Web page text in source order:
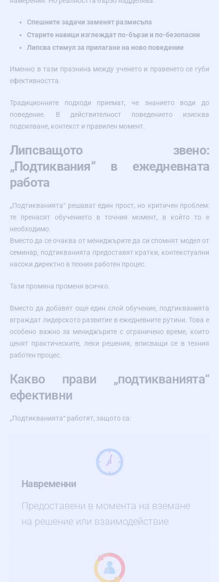
Спешните задачи заменят размисъла
Старите навици изглеждат по-бързи и по-безопасни
Липсва стимул за прилагане на ново поведение
Именно в тази празнина между ученето и правенето се губи
ефективността.
Традиционните подходи приемат, че знанието води до
поведение. В действителност поведението изисква
подсилване, контекст и правилен момент.
Липсващото звено:
„Подтиквания“ в ежедневната
работа
„Подтикванията“ решават един прост, но критичен проблем:
те пренасят обучението в точния момент, в който то е
необходимо.
Вместо да се очаква от мениджърите да си спомнят модел от
семинар, подтикванията предоставят кратки, контекстуални
насоки директно в техния работен процес.
Тази промяна променя всичко.
Вместо да добавят още един слой обучение, подтикванията
вграждат лидерското развитие в ежедневните рутини. Това е
особено важно за мениджърите с ограничено време, които
ценят практическите, леки решения, вписващи се в техния
работен процес.
Какво прави „подтикванията“
ефективни
„Подтикванията“ работят, защото са:
Навременни
Предоставени в момента на вземане
на решение или взаимодействие